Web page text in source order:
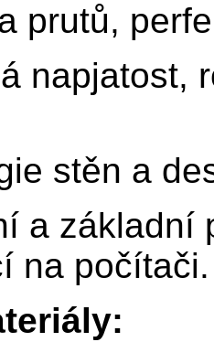
prutů,
napjatost,
stěn a
a základní
na počítači.